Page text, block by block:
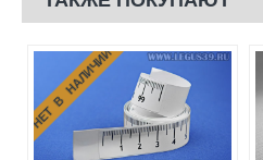
НЕТ В НАЛИЧИИ